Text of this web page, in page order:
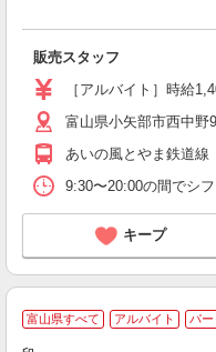
販売スタッフ
［アルバイト］時給
富山県小矢部市西中野
あいの風とやま鉄道線
9:30〜20:00の間でシ
キープ
富山県すべて アルバイト パー